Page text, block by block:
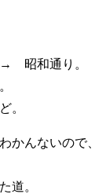
昭和通り。
。
かんないので、
道。